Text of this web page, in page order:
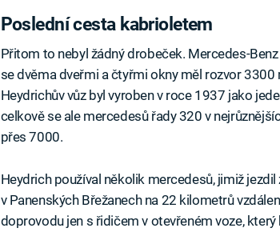
Poslední cesta kabrioletem
Přitom to nebyl žádný drobeček. Mercedes-
se dvěma dveřmi a čtyřmi okny měl rozvor
Heydrichův vůz byl vyroben v roce 1937 jako
celkově se ale mercedesů řady 320 v
přes 7000.
Heydrich používal několik mercedesů, jimiž
v Panenských Břežanech na 22 kilometrů
doprovodu jen s řidičem v otevřeném voze,